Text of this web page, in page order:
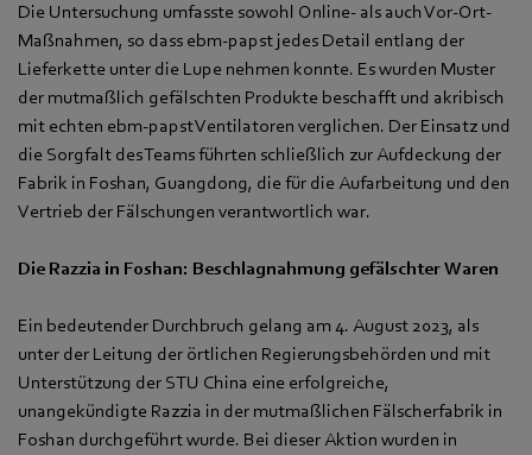
Die Untersuchung umfasste sowohl Online- als auch Vor-Ort-
Maßnahmen, so dass ebm‑papst jedes Detail entlang der
Lieferkette unter die Lupe nehmen konnte. Es wurden Muster
der mutmaßlich gefälschten Produkte beschafft und akribisch
mit echten ebm‑papst Ventilatoren verglichen. Der Einsatz und
die Sorgfalt des Teams führten schließlich zur Aufdeckung der
Fabrik in Foshan, Guangdong, die für die Aufarbeitung und den
Vertrieb der Fälschungen verantwortlich war.
Die Razzia in Foshan: Beschlagnahmung gefälschter Waren
Ein bedeutender Durchbruch gelang am 4. August 2023, als
unter der Leitung der örtlichen Regierungsbehörden und mit
Unterstützung der STU China eine erfolgreiche,
unangekündigte Razzia in der mutmaßlichen Fälscherfabrik in
Foshan durchgeführt wurde. Bei dieser Aktion wurden in